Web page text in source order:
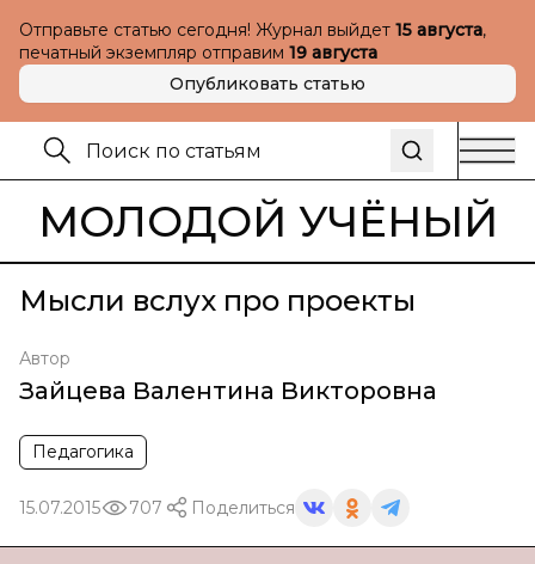
Отправьте статью сегодня! Журнал выйдет 15 августа,
печатный экземпляр отправим 19 августа
Опубликовать статью
МОЛОДОЙ УЧЁНЫЙ
Мысли вслух про проекты
Автор
Зайцева Валентина Викторовна
Педагогика
15.07.2015 707 Поделиться